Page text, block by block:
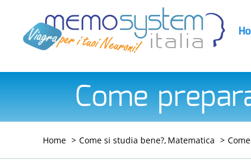
contenuto
Come
Home Come si studia bene? Matematica